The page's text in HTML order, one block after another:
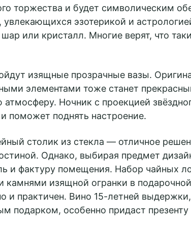
торжества и будет символическим
эзотерикой и
или кристалл. Многие верят, что
изящные прозрачные вазы.
элементами тоже станет
Ночник с проекцией
поможет поднять настроение.
столик из стекла — отличное
Однако, выбирая предмет
и фактуру помещения. Набор чайных
камнями изящной огранки в
и практичен. Вино 15-летней
подарком, особенно придаст
с менеджером
с менеджером
Забронировать столик
с менеджером
Заказать мероприятие
Заказать услугу
Забронировать стол
Заказать услугу
Заказать услугу
3D - тур